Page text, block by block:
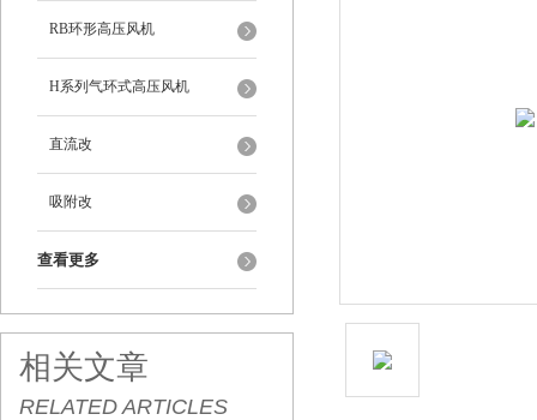
RB环形高压风机
H系列气环式高压风机
直流改
吸附改
查看更多
相关文章
RELATED ARTICLES